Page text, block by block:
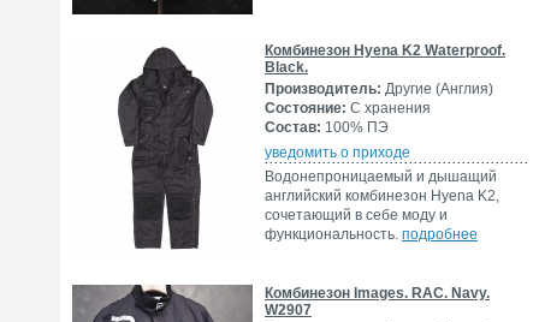
Комбинезон Hyena K2 Waterproof.
Black.
Производитель: Другие (Англия)
Состояние: С хранения
Состав: 100% ПЭ
уведомить о приходе
Водонепроницаемый и дышащий
английский комбинезон Hyena K2,
сочетающий в себе моду и
функциональность. подробнее
Комбинезон Images. RAC. Navy.
W2907